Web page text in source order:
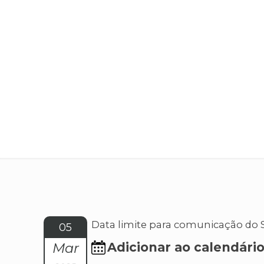
05
Mar
Data limite para comunicação do
Adicionar ao calendário